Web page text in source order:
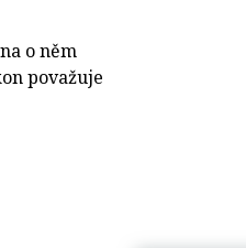
o něm
považuje